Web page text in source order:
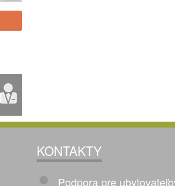
KONTAKTY
Podpora pre